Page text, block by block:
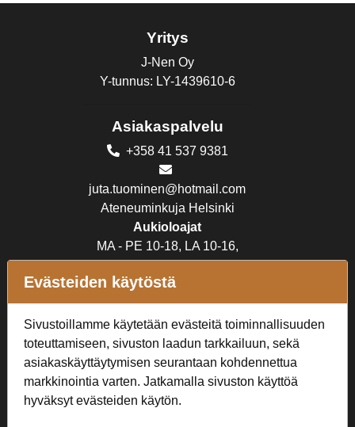
Yritys
J-Nen Oy
Y-tunnus: LY-1439610-6
Asiakaspalvelu
+358 41 537 9381
juta.tuominen@hotmail.com
Ateneuminkuja Helsinki
Aukioloajat
MA - PE 10-18, LA 10-16,
SU suljettu
Tilaus- ja toimitusehdot
Seuraa Meitä
Evästeiden käytöstä
Sivustoillamme käytetään evästeitä toiminnallisuuden
toteuttamiseen, sivuston laadun tarkkailuun, sekä
asiakaskäyttäytymisen seurantaan kohdennettua
markkinointia varten. Jatkamalla sivuston käyttöä
hyväksyt evästeiden käytön.